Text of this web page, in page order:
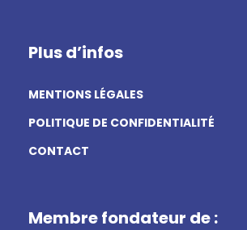
Plus d’infos
MENTIONS LÉGALES
POLITIQUE DE CONFIDENTIALITÉ
CONTACT
Membre fondateur de :